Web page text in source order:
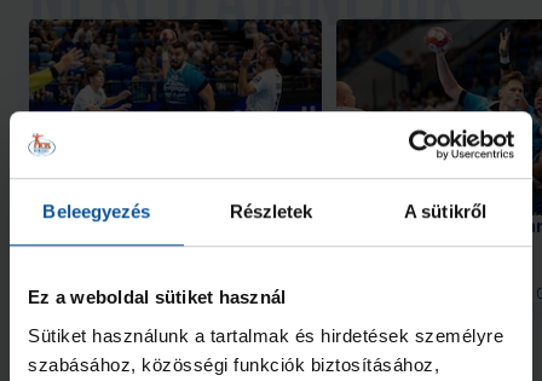
Beleegyezés Részletek A sütikről
Ez a weboldal sütiket használ
Sütiket használunk a tartalmak és hirdetések személyre
szabásához, közösségi funkciók biztosításához,
Megnézem az összeset
Galéria
Handball Family 2026. aug. 09.
OTP Bank-PICK Szeged–HBC
Nantes 34–35 (2026. 08. 08.)
2026. aug.
Hiába hajráztunk, a